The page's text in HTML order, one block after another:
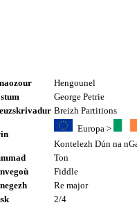
Hengounel
George Petrie
Breizh Partitions
Europa>
Kontelezh Dún na
Ton
Fiddle
Re major
2/4